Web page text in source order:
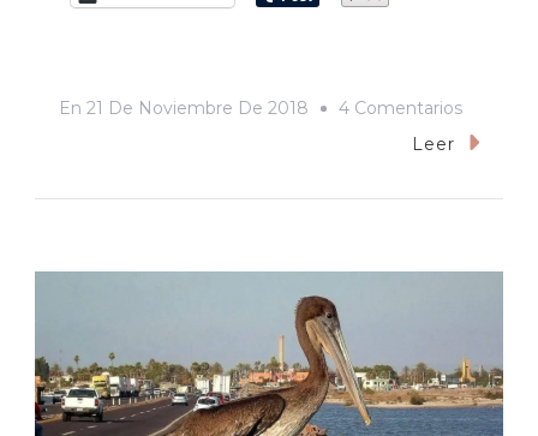
En 21 De Noviembre De 2018 4 ComentariosEn
Leer